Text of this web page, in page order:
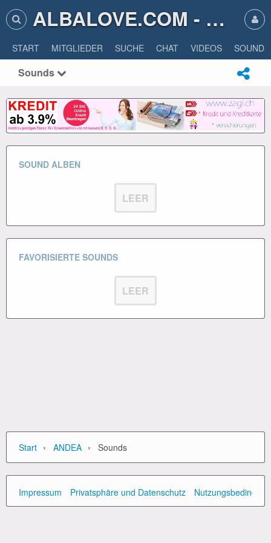
ALBALOVE.COM - ALBA LOVE
START MITGLIEDER SUCHE CHAT VIDEOS SOUNDS
Sounds
SOUND ALBEN
LEER
FAVORISIERTE SOUNDS
LEER
Start › ANDEA › Sounds
Impressum Privatsphäre und Datenschutz